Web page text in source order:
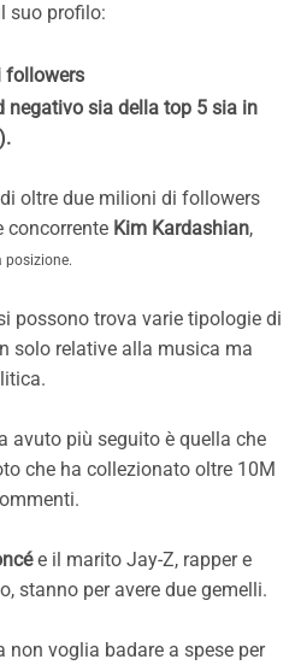
suo profilo:
followers
negativo sia della top 5 sia in
oltre due milioni di followers
concorrente Kim Kardashian,
posizione.
possono trova varie tipologie di
solo relative alla musica ma
avuto più seguito è quella che
che ha collezionato oltre 10M
e il marito Jay-Z, rapper e
stanno per avere due gemelli.
non voglia badare a spese per